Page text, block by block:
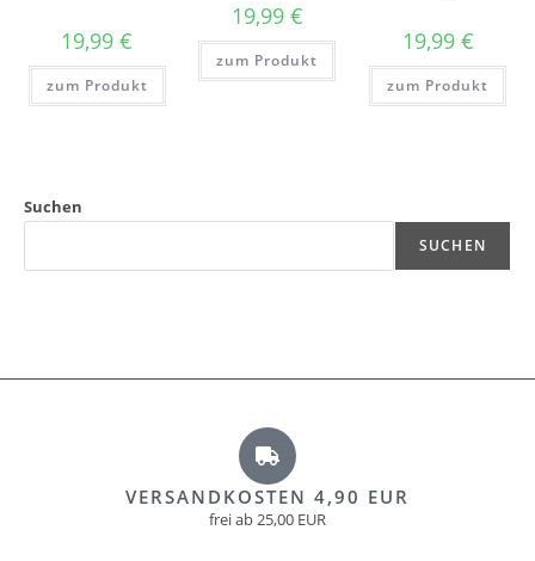
19,99€
zum Produkt
19,99 €
zum Produkt
19,99 €
zum Produkt
Suchen
SUCHEN
VERSANDKOSTEN 4,90 EUR
frei ab 25,00 EUR